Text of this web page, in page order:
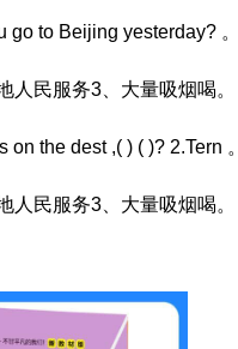
to Beijing yesterday? 。
民服务3、大量吸烟喝。
the dest ,( ) ( )? 2.Tern 。
民服务3、大量吸烟喝。